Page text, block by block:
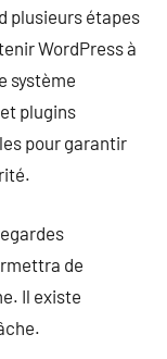
plusieurs étapes
WordPress à
système
plugins
pour garantir
de
Il existe